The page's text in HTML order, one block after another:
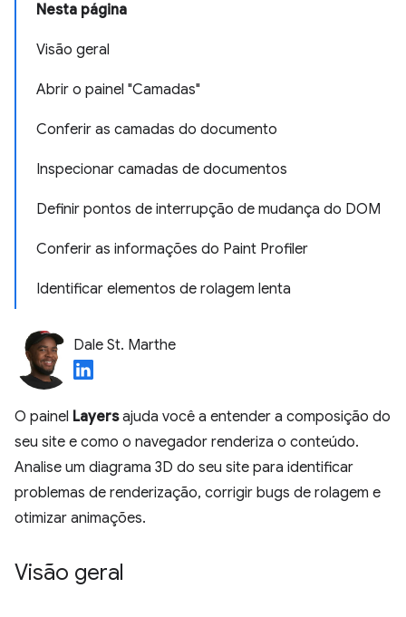
Nesta página
Visão geral
Abrir o painel "Camadas"
Conferir as camadas do documento
Inspecionar camadas de documentos
Definir pontos de interrupção de mudança do DOM
Conferir as informações do Paint Profiler
Identificar elementos de rolagem lenta
Dale St. Marthe
O painel Layersajuda você a entender a composição do
seu site e como o navegador renderiza o conteúdo.
Analise um diagrama 3D do seu site para identificar
problemas de renderização, corrigir bugs de rolagem e
otimizar animações.
Visão geral